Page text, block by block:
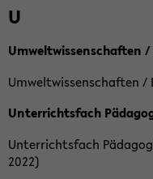
U
Umweltwissenschaften /
Umweltwissenschaften /
Unterrichtsfach
Unterrichtsfach
2022)